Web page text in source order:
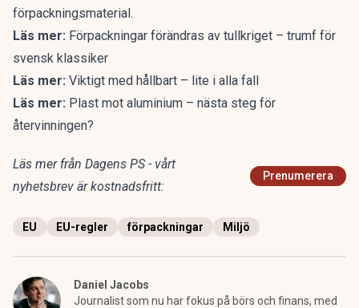
förpackningsmaterial.
Läs mer: Förpackningar förändras av tullkriget – trumf för
svensk klassiker
Läs mer: Viktigt med hållbart – lite i alla fall
Läs mer: Plast mot aluminium – nästa steg för
återvinningen?
Läs mer från Dagens PS - vårt
nyhetsbrev är kostnadsfritt:
Prenumerera
EU EU-regler förpackningar Miljö
Daniel Jacobs
Journalist som nu har fokus på börs och finans, med